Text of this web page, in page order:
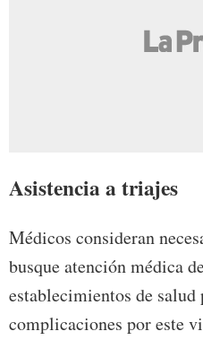
Asistencia a triajes
Médicos consideran
busque atención médica
establecimientos de salud
complicaciones por este